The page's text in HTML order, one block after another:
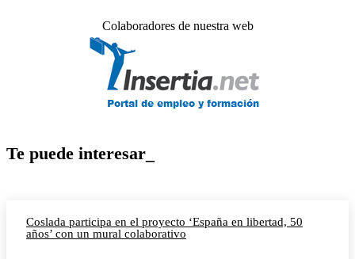
Colaboradores de nuestra web
Te puede interesar_
Coslada participa en el proyecto ‘España en libertad, 50
años’ con un mural colaborativo